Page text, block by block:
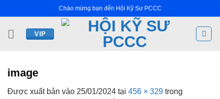
qua
nội
Chào mừng bạn đến Hội Kỹ Sư PCCC
VIP
image
Được xuất bản vào 25/01/2024 tại 456 × 329 trong